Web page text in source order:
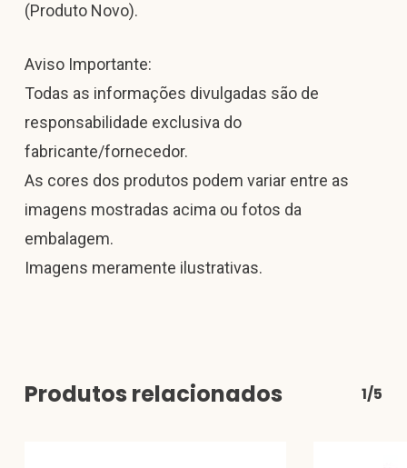
(Produto Novo).
Aviso Importante:
Todas as informações divulgadas são de
responsabilidade exclusiva do
fabricante/fornecedor.
As cores dos produtos podem variar entre as
imagens mostradas acima ou fotos da
embalagem.
Imagens meramente ilustrativas.
Produtos relacionados 1/5